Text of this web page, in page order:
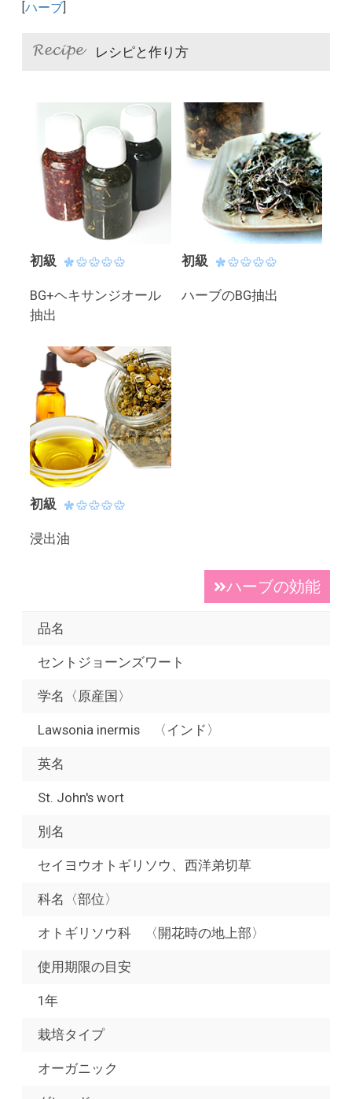
ハーブ
レシピと作り方
初級
BG+ヘキサンジオール
抽出
初級
ハーブのBG抽出
初級
浸出油
ハーブの効能
品名
セントジョーンズワート
学名〈原産国〉
Lawsonia inermis 〈インド〉
英名
St. John's wort
別名
セイヨウオトギリソウ、西洋弟切草
科名〈部位〉
オトギリソウ科 〈開花時の地上部〉
使用期限の目安
1年
栽培タイプ
オーガニック